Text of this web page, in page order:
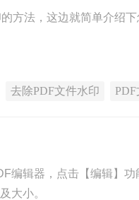
方法，这边就简单介绍
去除PDF文件水印
编辑器，点击【编辑】
大小。